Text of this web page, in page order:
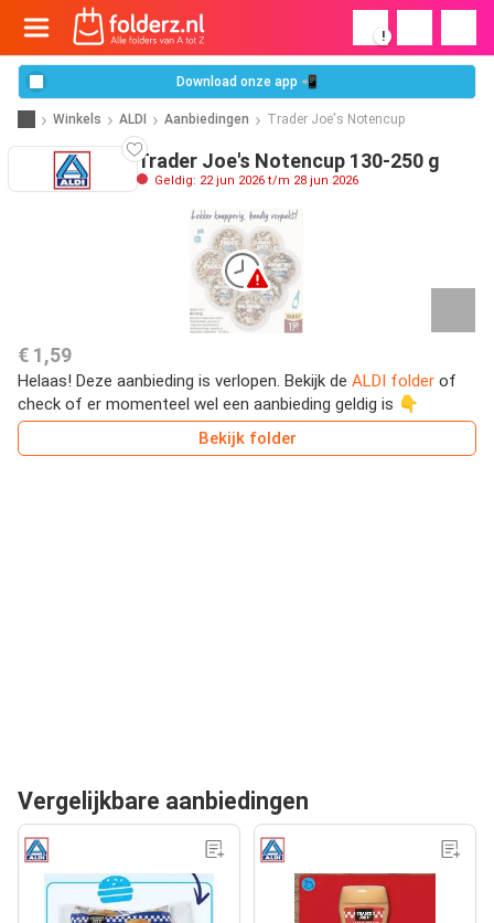
!
Download onze app 📲
Winkels ALDI Aanbiedingen Trader Joe's Notencup
Trader Joe's Notencup 130-250 g
Geldig: 22 jun 2026 t/m 28 jun 2026
€ 1,59
Helaas! Deze aanbieding is verlopen. Bekijk de ALDI folder of
check of er momenteel wel een aanbieding geldig is 👇
Bekijk folder
Vergelijkbare aanbiedingen